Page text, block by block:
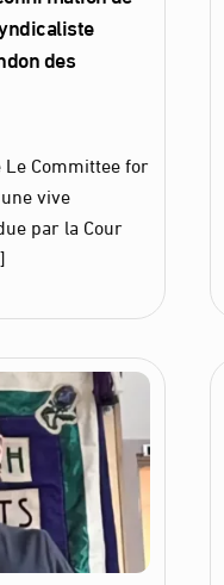
des
Committee for
vive
par la Cour